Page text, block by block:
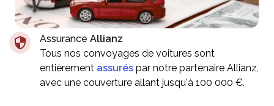
Assurance Allianz
Tous nos convoyages de voitures sont
entièrement assuréspar notre partenaire Allianz,
avec une couverture allant jusqu'à 100 000 €.